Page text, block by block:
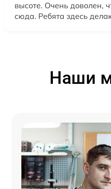
высоте. Очень доволен,
сюда. Ребята здесь
Наши